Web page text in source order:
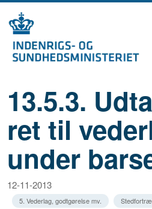
13.5.3.
ret til
under
12-11-2013
5. Vederlag, godtgørelse mv.